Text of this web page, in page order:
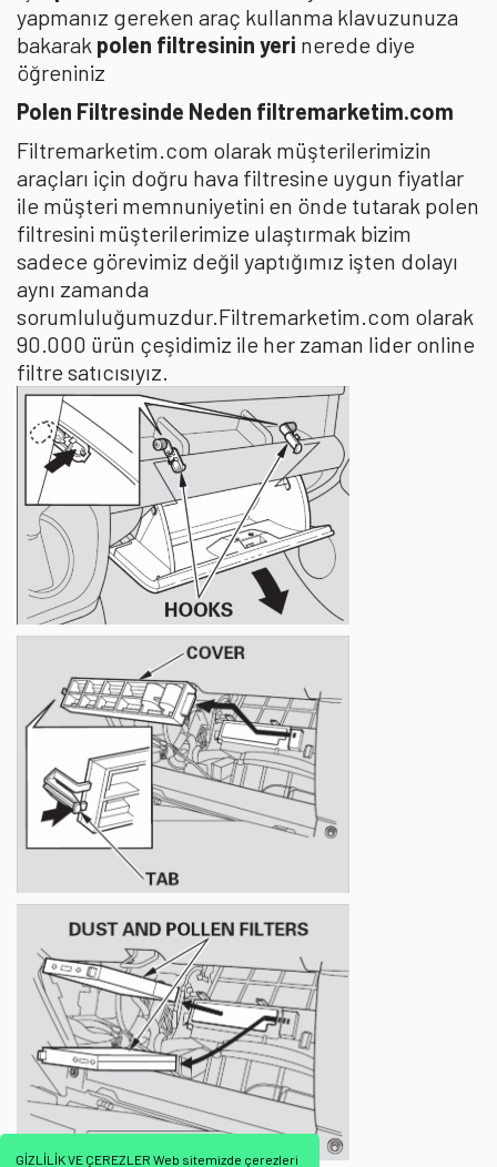
GİZLİLİK VE ÇEREZLER Web sitemizde çerezleri
yapmanız gereken araç kullanma klavuzunuza
bakarak polen filtresinin yeri nerede diye
öğreniniz
Polen Filtresinde Neden filtremarketim.com
Filtremarketim.com olarak müşterilerimizin
araçları için doğru hava filtresine uygun fiyatlar
ile müşteri memnuniyetini en önde tutarak polen
filtresini müşterilerimize ulaştırmak bizim
sadece görevimiz değil yaptığımız işten dolayı
aynı zamanda
sorumluluğumuzdur.Filtremarketim.com olarak
90.000 ürün çeşidimiz ile her zaman lider online
filtre satıcısıyız.